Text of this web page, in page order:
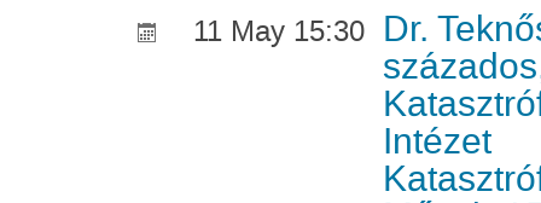
11 May 15:30 Dr.
Intézet